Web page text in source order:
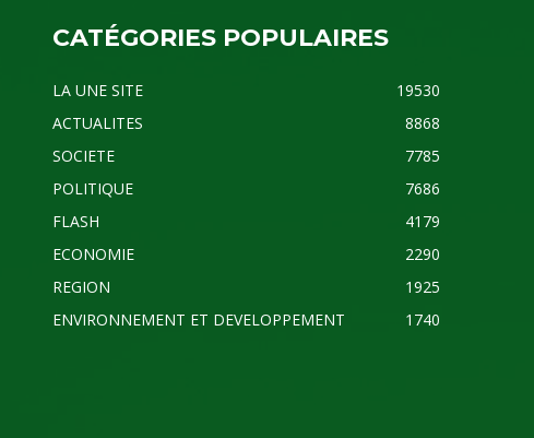
CATÉGORIES POPULAIRES
LA UNE SITE
19530
ACTUALITES
8868
SOCIETE
7785
POLITIQUE
7686
FLASH
4179
ECONOMIE
2290
REGION
1925
ENVIRONNEMENT ET DEVELOPPEMENT
1740